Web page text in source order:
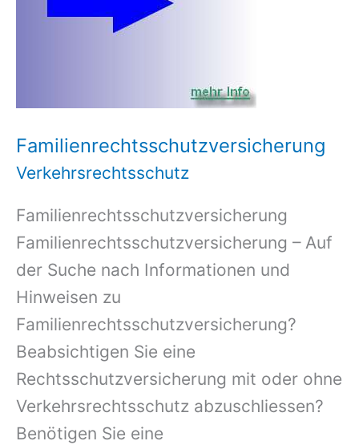
Familienrechtsschutzversicherung
Verkehrsrechtsschutz
Familienrechtsschutzversicherung
Familienrechtsschutzversicherung – Auf
der Suche nach Informationen und
Hinweisen zu
Familienrechtsschutzversicherung?
Beabsichtigen Sie eine
Rechtsschutzversicherung mit oder ohne
Verkehrsrechtsschutz abzuschliessen?
Benötigen Sie eine